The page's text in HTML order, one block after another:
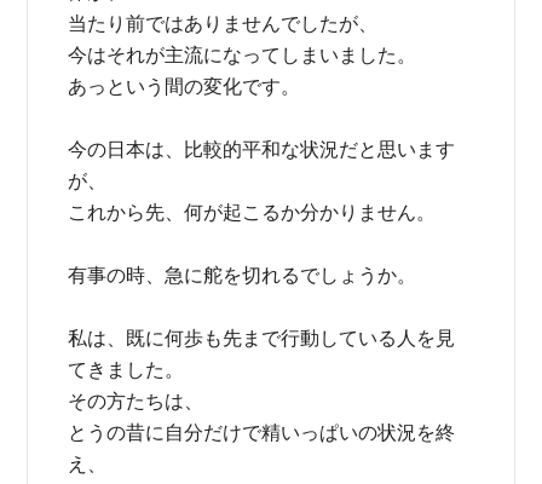
当たり前ではありませんでしたが、
今はそれが主流になってしまいました。
あっという間の変化です。
今の日本は、比較的平和な状況だと思います
が、
これから先、何が起こるか分かりません。
有事の時、急に舵を切れるでしょうか。
私は、既に何歩も先まで行動している人を見
てきました。
その方たちは、
とうの昔に自分だけで精いっぱいの状況を終
え、